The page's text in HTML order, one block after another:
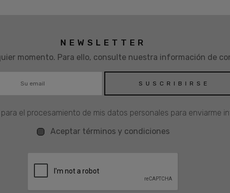
NEWSLETTER
momento. Para ello, consulte nuestra información de
el procesamiento de mis datos personales para enviarme
Aceptar términos y condiciones